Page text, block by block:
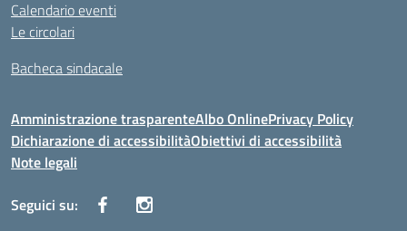
Calendario eventi
Le circolari
Bacheca sindacale
Amministrazione trasparenteAlbo OnlinePrivacy Policy
Dichiarazione di accessibilitàObiettivi di accessibilità
Note legali
Seguici su: